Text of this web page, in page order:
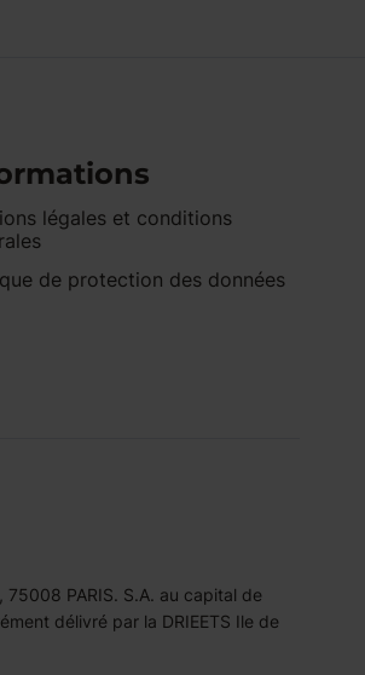
légales et conditions
de protection des données
PARIS. S.A. au capital de
délivré par la DRIEETS Ile de